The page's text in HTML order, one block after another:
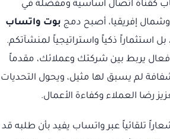
كقناة اتصال أساسية ومفضلة في
إفريقيا، أصبح دمج بوت واتساب
استثماراً ذكياً واستراتيجياً لمنشآتكم.
يربط بين شركتك وعملائك، مقدماً
لم يسبق لها مثيل، ويحول التحديات
رضا العملاء وكفاءة الأعمال.
تلقائياً عبر واتساب يفيد بأن طلبه قد